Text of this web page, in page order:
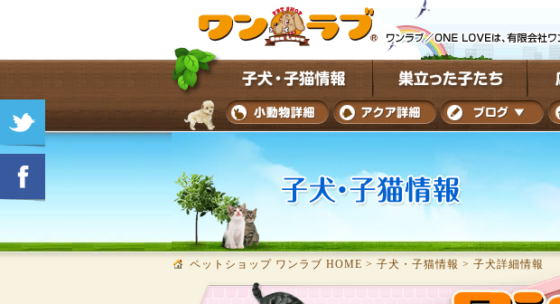
ペットショップ ワンラブ HOME > 子犬・子猫情報 > 子犬詳細情報